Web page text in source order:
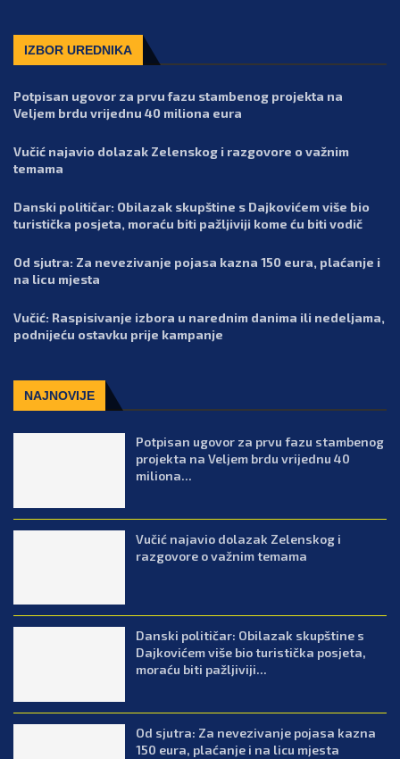
IZBOR UREDNIKA
Potpisan ugovor za prvu fazu stambenog projekta na
Veljem brdu vrijednu 40 miliona eura
Vučić najavio dolazak Zelenskog i razgovore o važnim
temama
Danski političar: Obilazak skupštine s Dajkovićem više bio
turistička posjeta, moraću biti pažljiviji kome ću biti vodič
Od sjutra: Za nevezivanje pojasa kazna 150 eura, plaćanje i
na licu mjesta
Vučić: Raspisivanje izbora u narednim danima ili nedeljama,
podnijeću ostavku prije kampanje
NAJNOVIJE
Potpisan ugovor za prvu fazu stambenog
projekta na Veljem brdu vrijednu 40
miliona...
Vučić najavio dolazak Zelenskog i
razgovore o važnim temama
Danski političar: Obilazak skupštine s
Dajkovićem više bio turistička posjeta,
moraću biti pažljiviji...
Od sjutra: Za nevezivanje pojasa kazna
150 eura, plaćanje i na licu mjesta